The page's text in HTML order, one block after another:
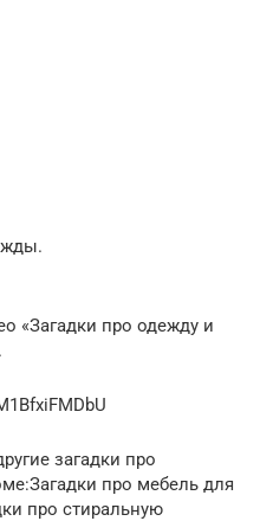
«Загадки про одежду и
загадки про
про мебель для
про стиральную